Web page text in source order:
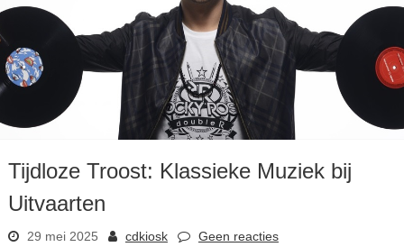
Tijdloze Troost: Klassieke Muziek bij
Uitvaarten
29 mei 2025 cdkiosk Geen reacties